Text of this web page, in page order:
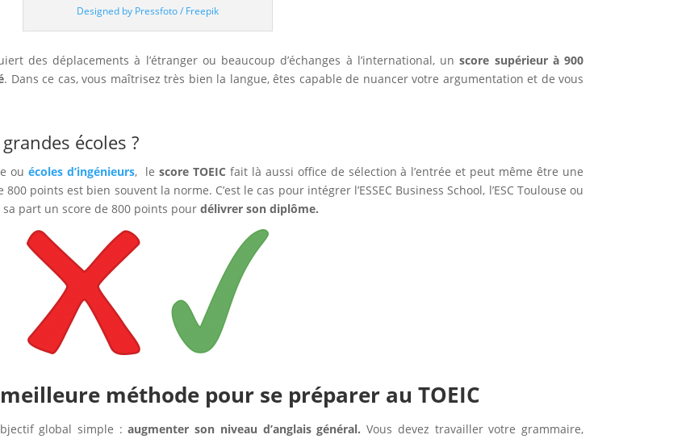
Designed by Pressfoto / Freepik
des déplacements à l’étranger ou beaucoup d’échanges à l’international, unscore supérieur à 900
. Dans ce cas, vous maîtrisez très bien la langue, êtes capable de nuancer votre argumentation et de vous
écoles ?
ouécoles d’ingénieurs, lescore TOEIC fait là aussi office de sélection à l’entrée et peut même être une
points est bien souvent la norme. C’est le cas pour intégrer l’ESSEC Business School, l’ESC Toulouse ou
sa part un score de 800 points pour délivrer son diplôme.
méthode pour se préparer au TOEIC
global simple :augmenter son niveau d’anglais général.Vous devez travailler votre grammaire,